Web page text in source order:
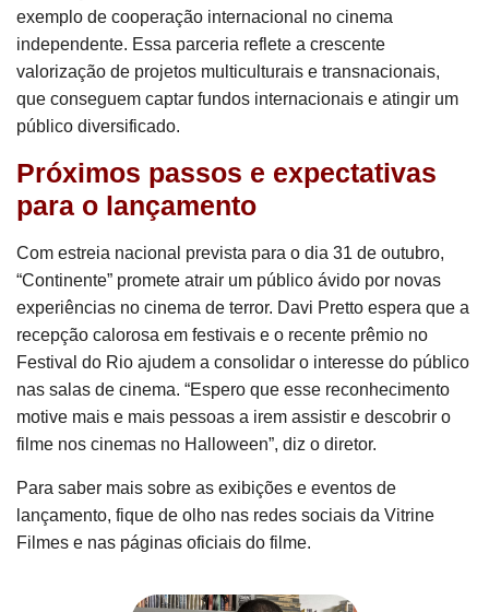
exemplo de cooperação internacional no cinema
independente. Essa parceria reflete a crescente
valorização de projetos multiculturais e transnacionais,
que conseguem captar fundos internacionais e atingir um
público diversificado.
Próximos passos e expectativas
para o lançamento
Com estreia nacional prevista para o dia 31 de outubro,
“Continente” promete atrair um público ávido por novas
experiências no cinema de terror. Davi Pretto espera que a
recepção calorosa em festivais e o recente prêmio no
Festival do Rio ajudem a consolidar o interesse do público
nas salas de cinema. “Espero que esse reconhecimento
motive mais e mais pessoas a irem assistir e descobrir o
filme nos cinemas no Halloween”, diz o diretor.
Para saber mais sobre as exibições e eventos de
lançamento, fique de olho nas redes sociais da Vitrine
Filmes e nas páginas oficiais do filme.